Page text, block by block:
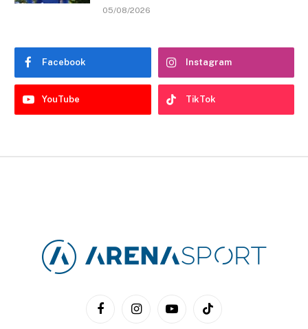
05/08/2026
Facebook Instagram
YouTube TikTok
FacebookInstagramYouTubeTikTok